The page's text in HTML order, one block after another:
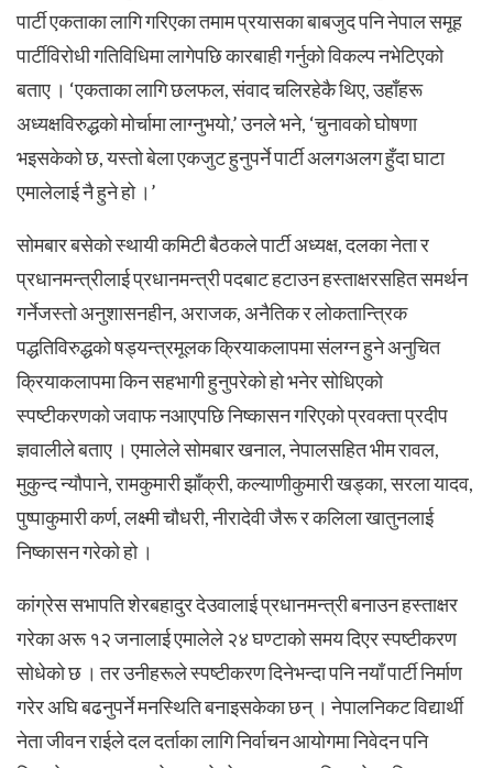
पार्टी एकताका लागि गरिएका तमाम प्रयासका बाबजुद पनि नेपाल समूह
पार्टीविरोधी गतिविधिमा लागेपछि कारबाही गर्नुको विकल्प नभेटिएको
बताए । ‘एकताका लागि छलफल, संवाद चलिरहेकै थिए, उहाँहरू
अध्यक्षविरुद्धको मोर्चामा लाग्नुभयो,’ उनले भने, ‘चुनावको घोषणा
भइसकेको छ, यस्तो बेला एकजुट हुनुपर्ने पार्टी अलगअलग हुँदा घाटा
एमालेलाई नै हुने हो ।’
सोमबार बसेको स्थायी कमिटी बैठकले पार्टी अध्यक्ष, दलका नेता र
प्रधानमन्त्रीलाई प्रधानमन्त्री पदबाट हटाउन हस्ताक्षरसहित समर्थन
गर्नेजस्तो अनुशासनहीन, अराजक, अनैतिक र लोकतान्त्रिक
पद्धतिविरुद्धको षड्यन्त्रमूलक क्रियाकलापमा संलग्न हुने अनुचित
क्रियाकलापमा किन सहभागी हुनुपरेको हो भनेर सोधिएको
स्पष्टीकरणको जवाफ नआएपछि निष्कासन गरिएको प्रवक्ता प्रदीप
ज्ञवालीले बताए । एमालेले सोमबार खनाल, नेपालसहित भीम रावल,
मुकुन्द न्यौपाने, रामकुमारी झाँक्री, कल्याणीकुमारी खड्का, सरला यादव,
पुष्पाकुमारी कर्ण, लक्ष्मी चौधरी, नीरादेवी जैरू र कलिला खातुनलाई
निष्कासन गरेको हो ।
कांग्रेस सभापति शेरबहादुर देउवालाई प्रधानमन्त्री बनाउन हस्ताक्षर
गरेका अरू १२ जनालाई एमालेले २४ घण्टाको समय दिएर स्पष्टीकरण
सोधेको छ । तर उनीहरूले स्पष्टीकरण दिनेभन्दा पनि नयाँ पार्टी निर्माण
गरेर अघि बढनुपर्ने मनस्थिति बनाइसकेका छन् । नेपालनिकट विद्यार्थी
नेता जीवन राईले दल दर्ताका लागि निर्वाचन आयोगमा निवेदन पनि